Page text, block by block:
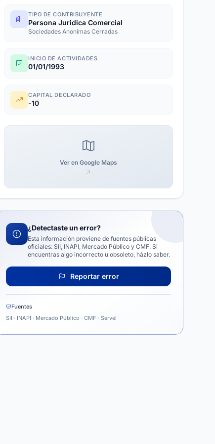
TIPO DE CONTRIBUYENTE
Persona Juridica Comercial
Sociedades Anonimas Cerradas
INICIO DE ACTIVIDADES
01/01/1993
CAPITAL DECLARADO
-10
Ver en Google Maps
¿Detectaste un error?
Esta información proviene de fuentes públicas
oficiales: SII, INAPI, Mercado Público y CMF. Si
encuentras algo incorrecto u obsoleto, házlo saber.
Reportar error
Fuentes
SII · INAPI · Mercado Público · CMF · Servel